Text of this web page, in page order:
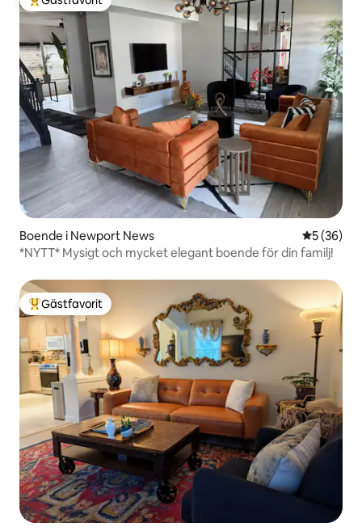
Populär gästfavorit
Boende i Newport News 5 av 5 i
5 (36)
*NYTT* Mysigt och mycket elegant boende för din familj!
Populär gästfavorit
Gästfavorit